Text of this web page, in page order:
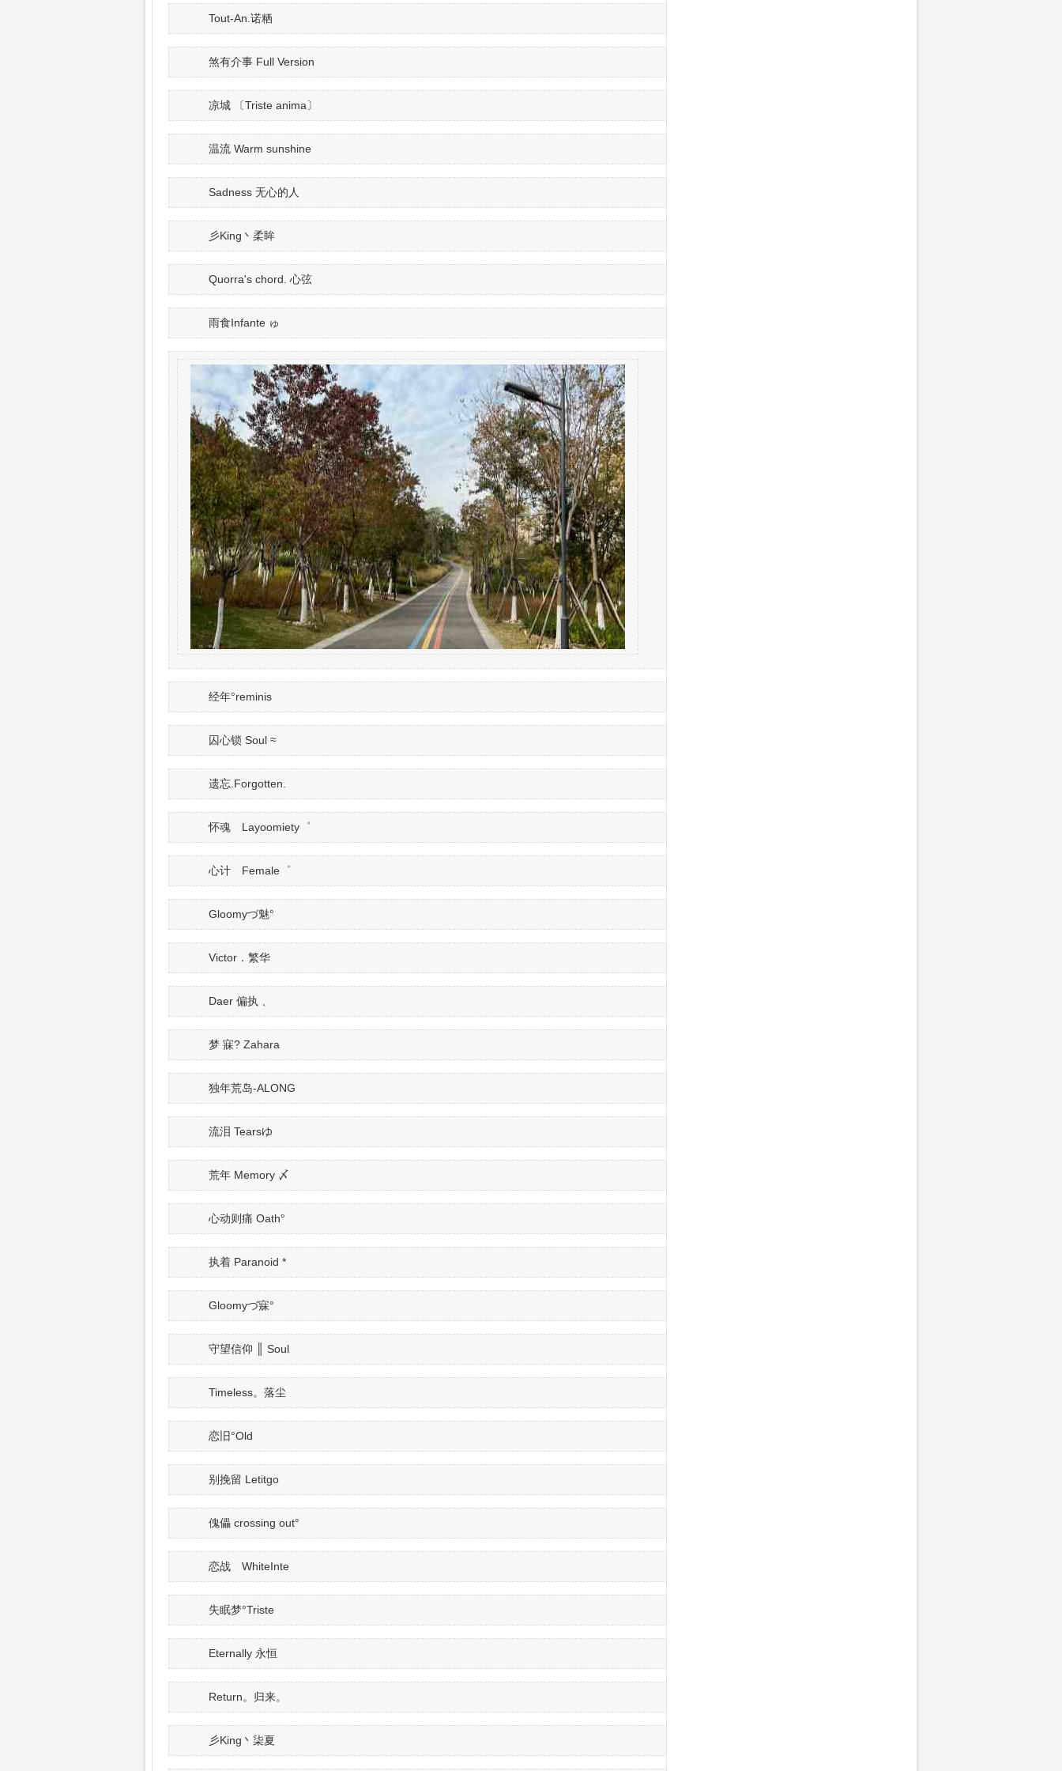
Tout-An.诺粞
煞有介事 Full Version
凉城 〔Triste anima〕
温流 Warm sunshine
Sadness 无心的人
彡King丶柔眸
Quorra's chord. 心弦
雨食Infante ゅ
经年°reminis
囚心锁 Soul ≈
遗忘.Forgotten.
怀魂 Layoomiety゜
心计 Female゜
Gloomyづ魅°
Victor．繁华
Daer 偏执 、
梦 寐? Zahara
独年荒岛-ALONG
流泪 Tearsゆ
荒年 Memory 〆
心动则痛 Oath°
执着 Paranoid *
Gloomyづ寐°
守望信仰 ║ Soul
Timeless。落尘
恋旧°Old
别挽留 Letitgo
傀儡 crossing out°
恋战 WhiteInte
失眠梦°Triste
Eternally 永恒
Return。归来。
彡King丶柒夏